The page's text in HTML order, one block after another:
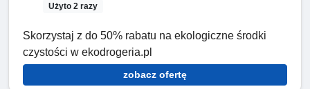
Użyto 2 razy
Skorzystaj z do 50% rabatu na ekologiczne środki
czystości w ekodrogeria.pl
zobacz ofertę